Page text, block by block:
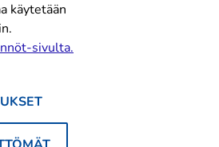
käytetään
sivulta.